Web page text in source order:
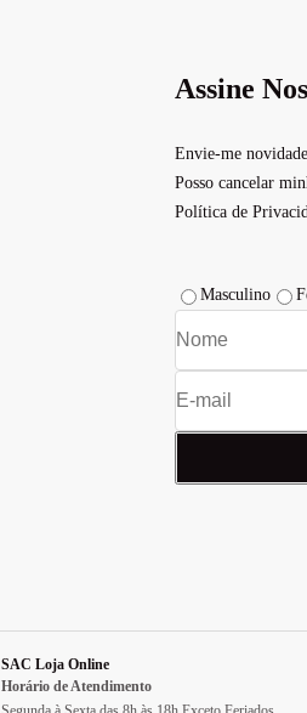
Assine
Envie-me
Posso cancelar
Política de
Masculino
SAC Loja Online
Horário de Atendimento